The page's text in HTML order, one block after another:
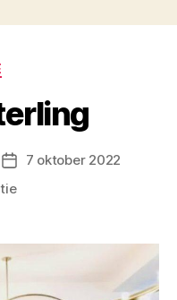
Berichtdatum
7 oktober 2022
op